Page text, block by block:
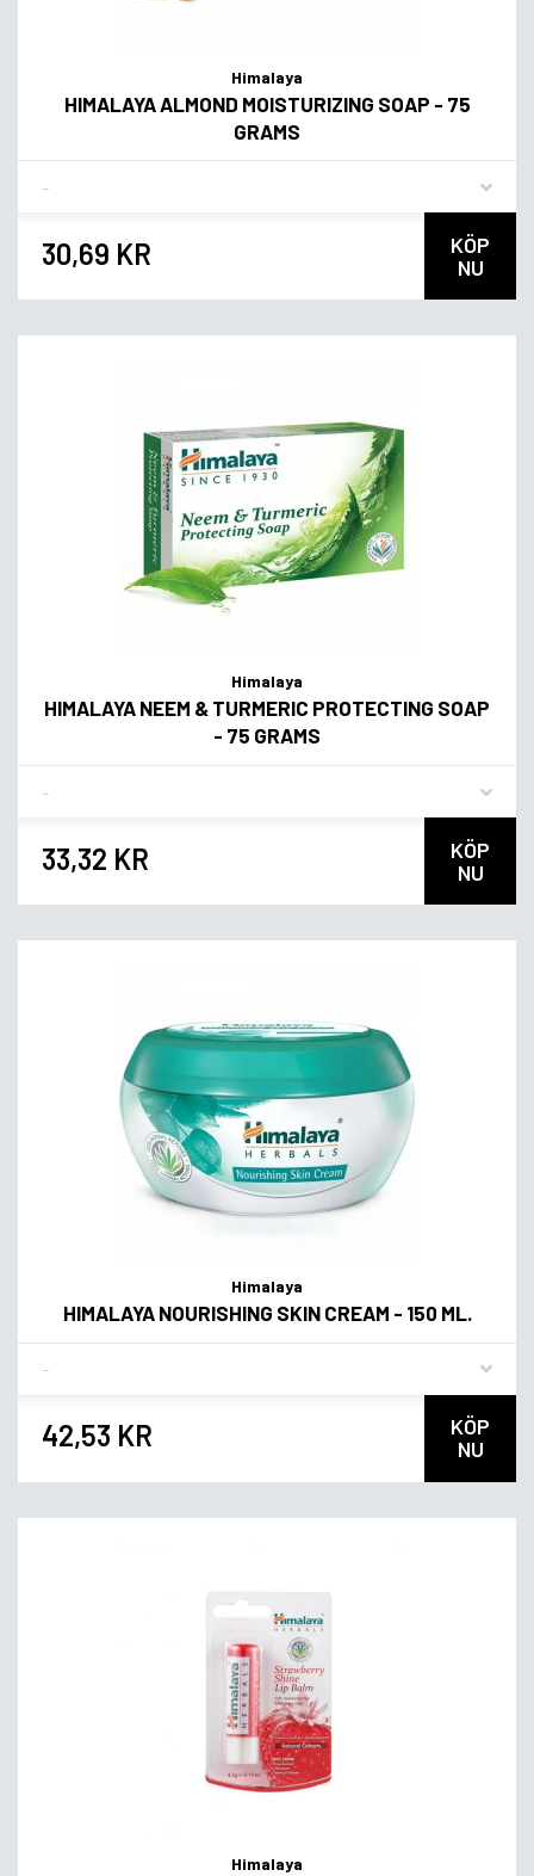
Himalaya
HIMALAYA ALMOND MOISTURIZING SOAP - 75
GRAMS
30,69 KR
KÖP
NU
Himalaya
HIMALAYA NEEM & TURMERIC PROTECTING SOAP
- 75 GRAMS
33,32 KR
KÖP
NU
Himalaya
HIMALAYA NOURISHING SKIN CREAM - 150 ML.
42,53 KR
KÖP
NU
Himalaya